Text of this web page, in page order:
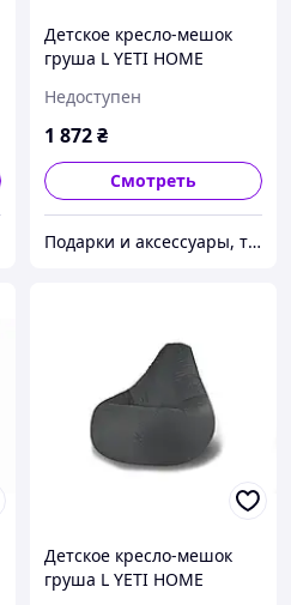
Детское кресло-мешок
груша L YETI HOME
хлопок
Недоступен
1 872₴
Смотреть
Подарки и аксессуары, товары для Вашего имиджа и комфорта.
Детское кресло-мешок
груша L YETI HOME